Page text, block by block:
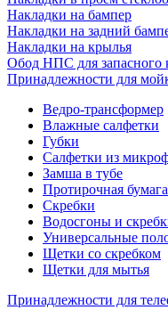
Накладки на бампер
Накладки на задний
Накладки на крылья
Обод НПС для запасного
Принадлежности для
Ведро-трансформер
Влажные салфетки
Губки
Салфетки из
Замша в тубе
Протирочная бумага
Скребки
Водосгоны и
Универсальные
Щетки со скребком
Щетки для мытья
Принадлежности для